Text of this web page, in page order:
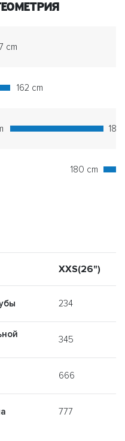
cm
162 cm
180
180 cm
XXS(26")
234
345
666
777